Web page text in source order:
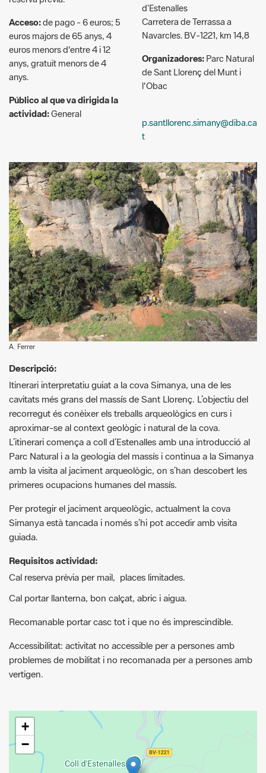
euros menors d'entre 4 i 12
anys, gratuït menors de 4
anys.
Público al que va dirigida la
actividad:
Organizadores:
de Sant Llorenç del Munt i
p.santllorenc.simany@diba.ca
A. Ferrer
Descripció:
Itinerari interpretatiu guiat a la cova Simanya, una de les
recorregut és conèixer els treballs arqueològics en curs i
aproximar-se al context geològic i natural de la cova.
L’itinerari comença a coll d’Estenalles amb una introducció al
Parc Natural i a la geologia del massís i continua a la Simanya
amb la visita al jaciment arqueològic, on s’han descobert les
primeres ocupacions humanes del massís.
Per protegir el jaciment arqueològic, actualment la cova
Simanya està tancada i només s’hi pot accedir amb visita
guiada.
Requisitos actividad:
Cal reserva prèvia per mail, places limitades.
Cal portar llanterna, bon calçat, abric i aigua.
Recomanable portar casc tot i que no és imprescindible.
Accessibilitat: activitat no accessible per a persones amb
problemes de mobilitat i no recomanada per a persones amb
+